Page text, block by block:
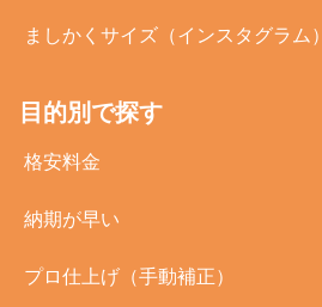
ましかくサイズ（インスタグラム）
目的別で探す
格安料金
納期が早い
プロ仕上げ（手動補正）